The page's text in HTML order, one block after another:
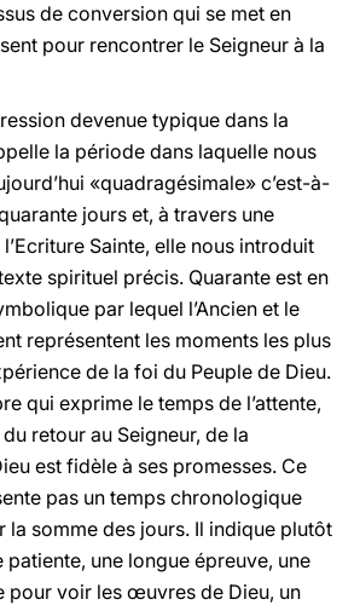
de conversion qui se met en
pour rencontrer le Seigneur à la
devenue typique dans la
la période dans laquelle nous
«quadragésimale» c’est-à-
jours et, à travers une
Sainte, elle nous introduit
spirituel précis. Quarante est en
par lequel l’Ancien et le
représentent les moments les plus
de la foi du Peuple de Dieu.
qui exprime le temps de l’attente,
retour au Seigneur, de la
est fidèle à ses promesses. Ce
pas un temps chronologique
la somme des jours. Il indique plutôt
patiente, une longue épreuve, une
pour voir les œuvres de Dieu, un